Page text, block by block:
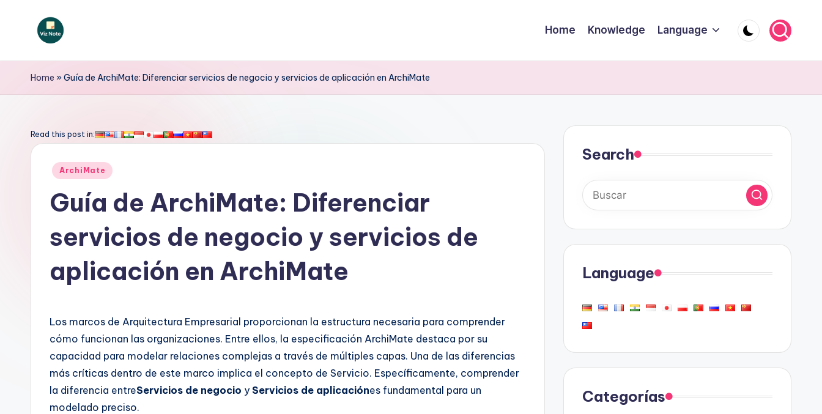
V
iz
o
is
A
Home Knowledge Language
Home »Guía de ArchiMate: Diferenciar servicios de negocio y servicios de aplicación en ArchiMate
Read this post in:
Publicado
ArchiMate
Guía de ArchiMate: Diferenciar
servicios de negocio y servicios de
aplicación en ArchiMate
Los marcos de Arquitectura Empresarial proporcionan la estructura necesaria para comprender
cómo funcionan las organizaciones. Entre ellos, la especificación ArchiMate destaca por su
capacidad para modelar relaciones complejas a través de múltiples capas. Una de las diferencias
más críticas dentro de este marco implica el concepto de Servicio. Específicamente, comprender
la diferencia entreServicios de negocio y Servicios de aplicaciónes fundamental para un
modelado preciso.
Search
Language
Categorías